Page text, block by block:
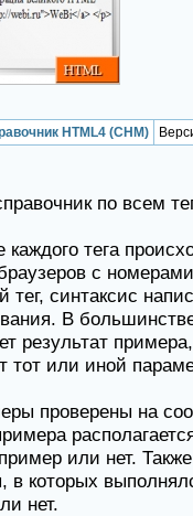
HTML4 (CHM)
по всем
каждого тега
с
тег, синтаксис
В
результат
тот или иной
проверены на
или нет.
в которых
нет.